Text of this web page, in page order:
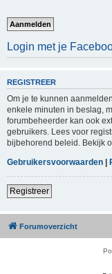
Login met je
REGISTREER
Om je te kunnen
enkele minuten in beslag,
forumbeheerder kan ook
gebruikers. Lees voor
bijbehorend beleid. Bekijk
Gebruikersvoorwaarden |
Registreer
Forumoverzicht